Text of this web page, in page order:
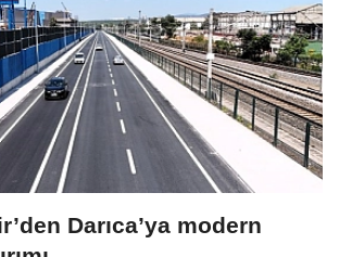
Darıca’ya modern